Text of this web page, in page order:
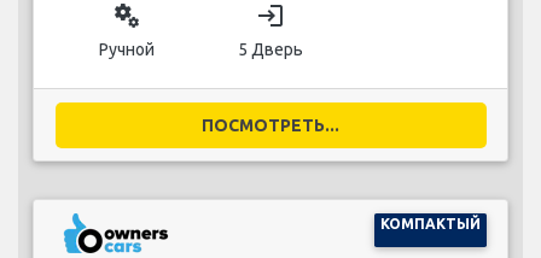
miscellaneous_services
Ручной
login
5 Дверь
ПОСМОТРЕТЬ...
КОМПАКТЫЙ